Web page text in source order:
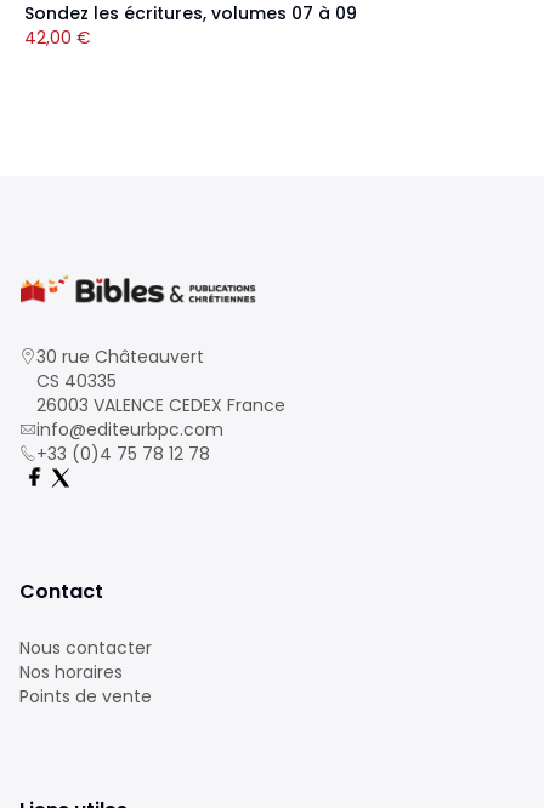
Sondez les écritures, volumes 07 à 09
42,00 €
30 rue Châteauvert
CS 40335
26003 VALENCE CEDEX France
info@editeurbpc.com
+33 (0)4 75 78 12 78
Contact
Nous contacter
Nos horaires
Points de vente